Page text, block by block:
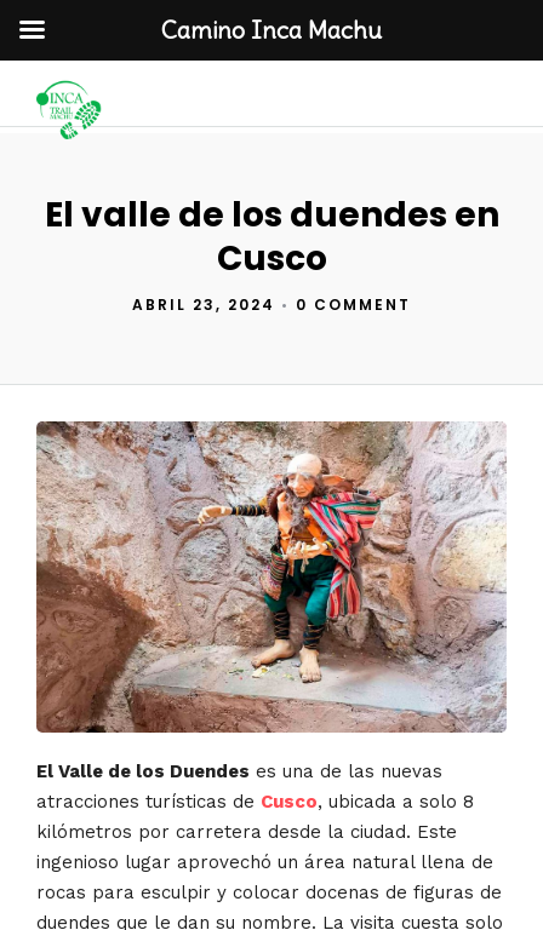
El valle de los duendes en
Cusco
ABRIL 23, 2024 • 0 COMMENT
El Valle de los Duendes es una de las nuevas
atracciones turísticas de Cusco, ubicada a solo 8
kilómetros por carretera desde la ciudad. Este
ingenioso lugar aprovechó un área natural llena de
rocas para esculpir y colocar docenas de figuras de
duendes que le dan su nombre. La visita cuesta solo
Camino Inca Machu